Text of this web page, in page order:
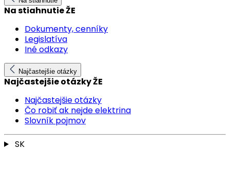
Na stiahnutie ŽE
Dokumenty, cenníky
Legislatíva
Iné odkazy
Najčastejšie otázky
Najčastejšie otázky ŽE
Najčastejšie otázky
Čo robiť ak nejde elektrina
Slovník pojmov
SK